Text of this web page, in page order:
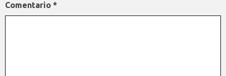
Comentario *